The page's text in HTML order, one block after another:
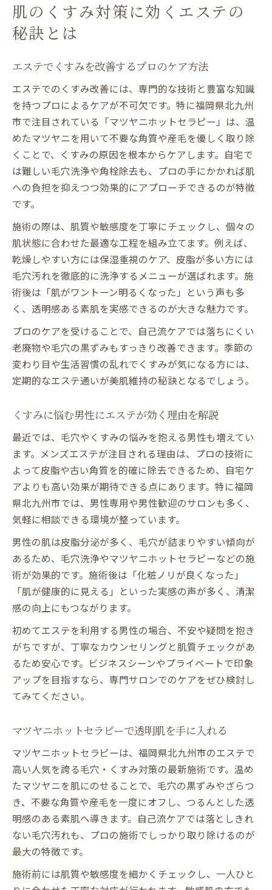
肌のくすみ対策に効くエステの
秘訣とは
エステでくすみを改善するプロのケア方法
エステでのくすみ改善には、専門的な技術と豊富な知識
を持つプロによるケアが不可欠です。特に福岡県北九州
市で注目されている「マツヤニホットセラピー」は、温
めたマツヤニを用いて不要な角質や産毛を優しく取り除
くことで、くすみの原因を根本からケアします。自宅で
は難しい毛穴洗浄や角栓除去も、プロの手にかかれば肌
への負担を抑えつつ効果的にアプローチできるのが特徴
です。
施術の際は、肌質や敏感度を丁寧にチェックし、個々の
肌状態に合わせた最適な工程を組み立てます。例えば、
乾燥しやすい方には保湿重視のケア、皮脂が多い方には
毛穴汚れを徹底的に洗浄するメニューが選ばれます。施
術後は「肌がワントーン明るくなった」という声も多
く、透明感ある素肌を実感できるのが大きな魅力です。
プロのケアを受けることで、自己流ケアでは落ちにくい
老廃物や毛穴の黒ずみもすっきり改善できます。季節の
変わり目や生活習慣の乱れでくすみが気になる方には、
定期的なエステ通いが美肌維持の秘訣となるでしょう。
くすみに悩む男性にエステが効く理由を解説
最近では、毛穴やくすみの悩みを抱える男性も増えてい
ます。メンズエステが注目される理由は、プロの技術に
よって皮脂や古い角質を的確に除去できるため、自宅ケ
アよりも高い効果が期待できる点にあります。特に福岡
県北九州市では、男性専用や男性歓迎のサロンも多く、
気軽に相談できる環境が整っています。
男性の肌は皮脂分泌が多く、毛穴が詰まりやすい傾向が
あるため、毛穴洗浄やマツヤニホットセラピーなどの施
術が効果的です。施術後は「化粧ノリが良くなった」
「肌が健康的に見える」といった実感の声が多く、清潔
感の向上にもつながります。
初めてエステを利用する男性の場合、不安や疑問を抱き
がちですが、丁寧なカウンセリングと肌質チェックがあ
るため安心です。ビジネスシーンやプライベートで印象
アップを目指すなら、専門サロンでのケアをぜひ検討し
てみてください。
マツヤニホットセラピーで透明肌を手に入れる
マツヤニホットセラピーは、福岡県北九州市のエステで
高い人気を誇る毛穴・くすみ対策の最新施術です。温め
たマツヤニを肌にのせることで、毛穴の黒ずみやざらつ
き、不要な角質や産毛を一度にオフし、つるんとした透
明感のある素肌へ導きます。自己流ケアでは落としきれ
ない毛穴汚れも、プロの施術でしっかり取り除けるのが
最大の特徴です。
施術前には肌質や敏感度を細かくチェックし、一人ひと